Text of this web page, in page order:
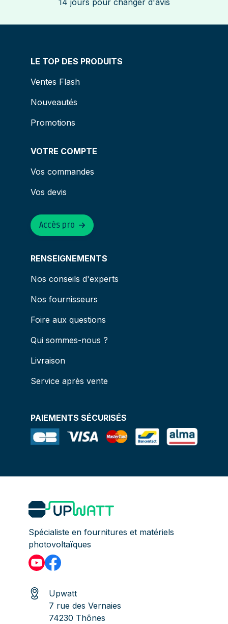
14 jours pour changer d'avis
LE TOP DES PRODUITS
Ventes Flash
Nouveautés
Promotions
VOTRE COMPTE
Vos commandes
Vos devis
RENSEIGNEMENTS
Nos conseils d'experts
Nos fournisseurs
Foire aux questions
Qui sommes-nous ?
Livraison
Service après vente
Accès pro
PAIEMENTS SÉCURISÉS
Spécialiste en fournitures et matériels
photovoltaïques
Upwatt
7 rue des Vernaies
74230 Thônes